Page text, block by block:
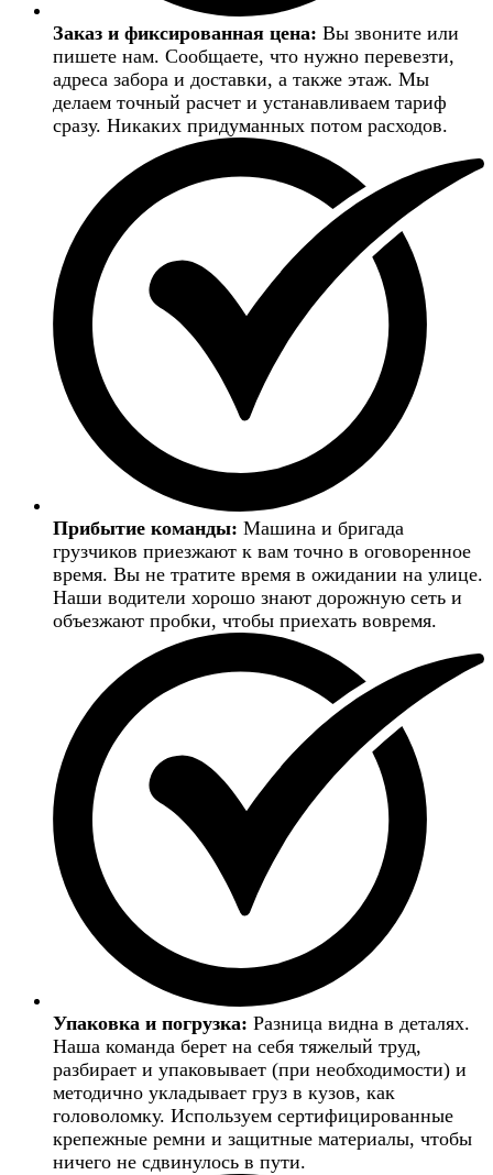
Заказ и фиксированная цена: Вы звоните или
пишете нам. Сообщаете, что нужно перевезти,
адреса забора и доставки, а также этаж. Мы
делаем точный расчет и устанавливаем тариф
сразу. Никаких придуманных потом расходов.
Прибытие команды: Машина и бригада
грузчиков приезжают к вам точно в оговоренное
время. Вы не тратите время в ожидании на улице.
Наши водители хорошо знают дорожную сеть и
объезжают пробки, чтобы приехать вовремя.
Упаковка и погрузка: Разница видна в деталях.
Наша команда берет на себя тяжелый труд,
разбирает и упаковывает (при необходимости) и
методично укладывает груз в кузов, как
головоломку. Используем сертифицированные
крепежные ремни и защитные материалы, чтобы
ничего не сдвинулось в пути.